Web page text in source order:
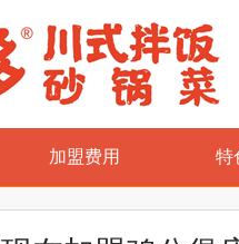
加盟费用 特